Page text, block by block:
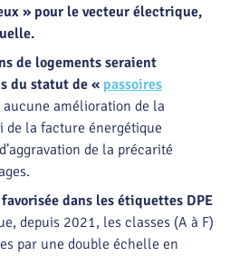
» pour le vecteur électrique,
de logements seraient
du statut de « passoires
aucune amélioration de la
de la facture énergétique
de la précarité
dans les étiquettes DPE
depuis 2021, les classes (A à F)
par une double échelle en